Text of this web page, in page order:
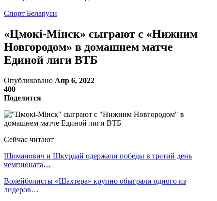
Спорт Беларуси
«Цмокi-Мiнск» сыграют с «Нижним
Новгородом» в домашнем матче
Единой лиги ВТБ
Опубликовано Апр 6, 2022
400
Поделится
Сейчас читают
Шиманович и Шкурдай одержали победы в третий день
чемпионата…
Волейболисты «Шахтера» крупно обыграли одного из
лидеров…